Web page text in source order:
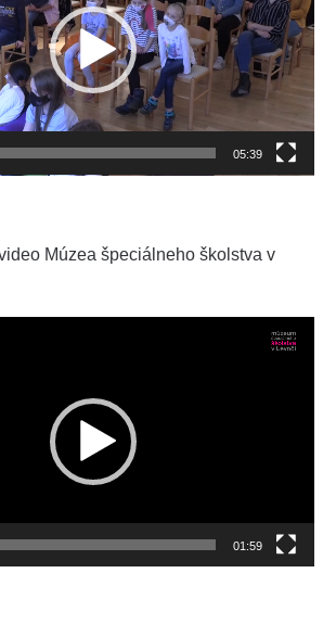
05:39
Múzea špeciálneho školstva v
01:59